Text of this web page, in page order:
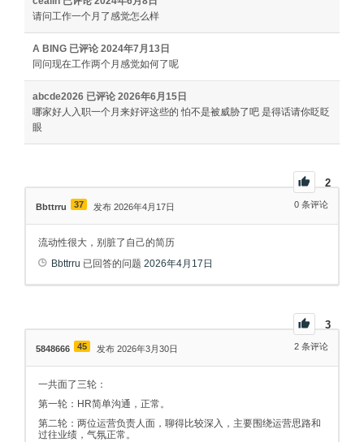
请问工作一个月了感觉怎么样
A BING 已评论 2024年7月13日
同问现在工作两个月感觉如何了呢
abcde2026 已评论 2026年6月15日
哪家好人入职一个月来好评这些的 怕不是被威胁了吧 是得话请你眨眨
眼
2
Bbttrru 37 发布 2026年4月17日 0 条评论
流动性很大，别脏了自己的简历
Bbttrru 已回答的问题 2026年4月17日
3
5848666 45 发布 2026年3月30日 2 条评论
一共面了三轮：
第一轮：HR简单沟通，正常。
第二轮：两位运营负责人面，聊得比较深入，主要围绕运营思路和
过往业绩，气氛正常。